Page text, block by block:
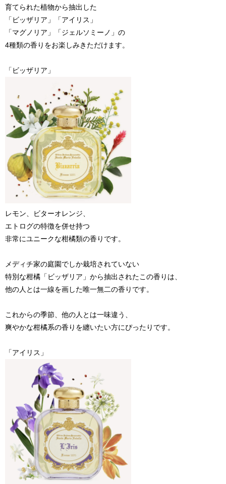
育てられた植物から抽出した
「ビッザリア」「アイリス」
「マグノリア」「ジェルソミーノ」の
4種類の香りをお楽しみきただけます。
「ビッザリア」
レモン、ビターオレンジ、
エトログの特徴を併せ持つ
非常にユニークな柑橘類の香りです。
メディチ家の庭園でしか栽培されていない
特別な柑橘「ビッザリア」から抽出されたこの香りは、
他の人とは一線を画した唯一無二の香りです。
これからの季節、他の人とは一味違う、
爽やかな柑橘系の香りを纏いたい方にぴったりです。
「アイリス」